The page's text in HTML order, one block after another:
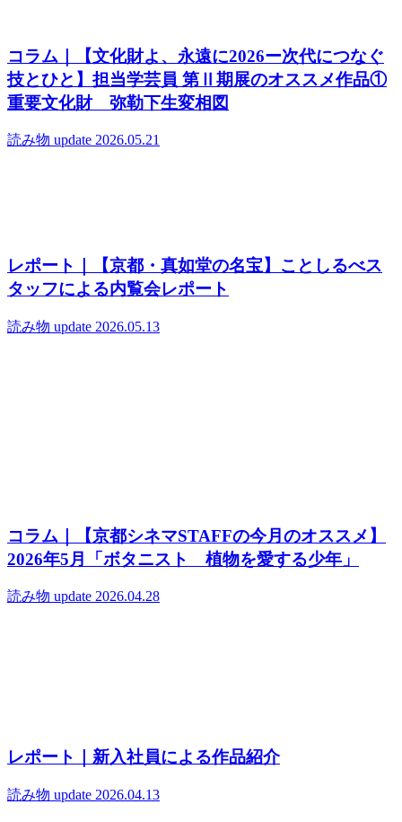
コラム｜【文化財よ、永遠に2026ー次代につなぐ
技とひと】担当学芸員 第Ⅱ期展のオススメ作品①
重要文化財 弥勒下生変相図
読み物 update 2026.05.21
レポート｜【京都・真如堂の名宝】ことしるべス
タッフによる内覧会レポート
読み物 update 2026.05.13
コラム｜【京都シネマSTAFFの今月のオススメ】
2026年5月「ボタニスト 植物を愛する少年」
読み物 update 2026.04.28
レポート｜新入社員による作品紹介
読み物 update 2026.04.13